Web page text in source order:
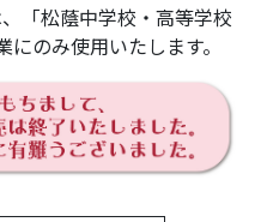
「松蔭中学校・高等学校
のみ使用いたします。